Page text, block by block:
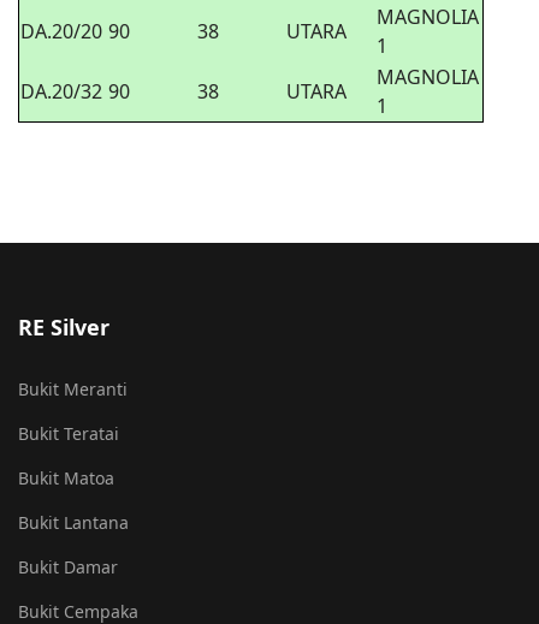
DA.20/20 90 38 UTARA
MAGNOLIA
1
DA.20/32 90 38 UTARA
MAGNOLIA
1
RE Silver
Bukit Meranti
Bukit Teratai
Bukit Matoa
Bukit Lantana
Bukit Damar
Bukit Cempaka